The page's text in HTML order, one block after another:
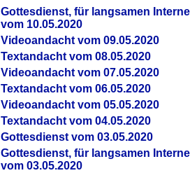
Gottesdienst, für langsamen
vom 10.05.2020
Videoandacht vom 09.05.2020
Textandacht vom 08.05.2020
Videoandacht vom 07.05.2020
Textandacht vom 06.05.2020
Videoandacht vom 05.05.2020
Textandacht vom 04.05.2020
Gottesdienst vom 03.05.2020
Gottesdienst, für langsamen
vom 03.05.2020